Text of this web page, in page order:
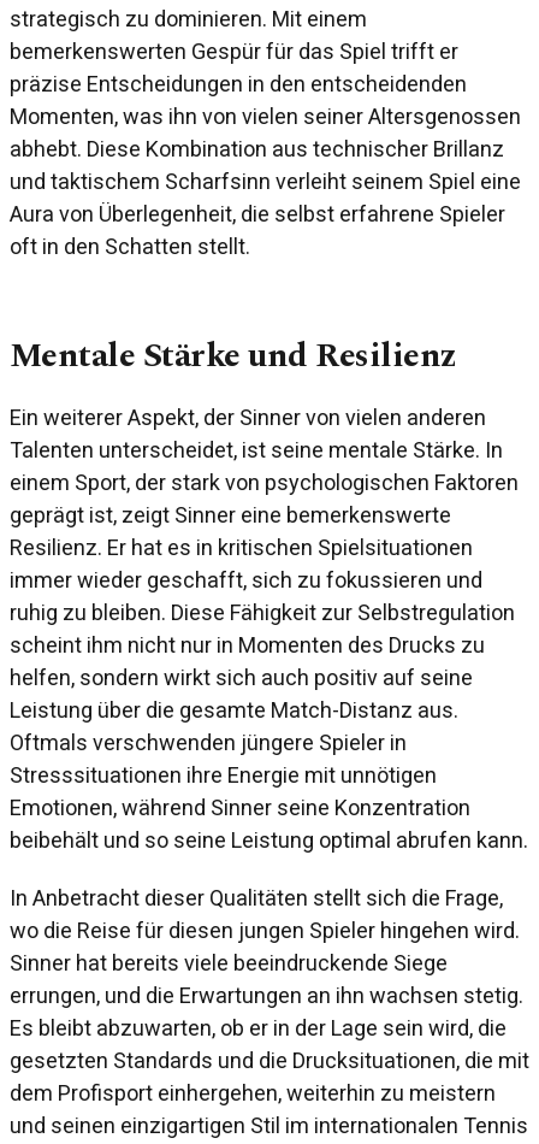
strategisch zu dominieren. Mit einem
bemerkenswerten Gespür für das Spiel trifft er
präzise Entscheidungen in den entscheidenden
Momenten, was ihn von vielen seiner Altersgenossen
abhebt. Diese Kombination aus technischer Brillanz
und taktischem Scharfsinn verleiht seinem Spiel eine
Aura von Überlegenheit, die selbst erfahrene Spieler
oft in den Schatten stellt.
Mentale Stärke und Resilienz
Ein weiterer Aspekt, der Sinner von vielen anderen
Talenten unterscheidet, ist seine mentale Stärke. In
einem Sport, der stark von psychologischen Faktoren
geprägt ist, zeigt Sinner eine bemerkenswerte
Resilienz. Er hat es in kritischen Spielsituationen
immer wieder geschafft, sich zu fokussieren und
ruhig zu bleiben. Diese Fähigkeit zur Selbstregulation
scheint ihm nicht nur in Momenten des Drucks zu
helfen, sondern wirkt sich auch positiv auf seine
Leistung über die gesamte Match-Distanz aus.
Oftmals verschwenden jüngere Spieler in
Stresssituationen ihre Energie mit unnötigen
Emotionen, während Sinner seine Konzentration
beibehält und so seine Leistung optimal abrufen kann.
In Anbetracht dieser Qualitäten stellt sich die Frage,
wo die Reise für diesen jungen Spieler hingehen wird.
Sinner hat bereits viele beeindruckende Siege
errungen, und die Erwartungen an ihn wachsen stetig.
Es bleibt abzuwarten, ob er in der Lage sein wird, die
gesetzten Standards und die Drucksituationen, die mit
dem Profisport einhergehen, weiterhin zu meistern
und seinen einzigartigen Stil im internationalen Tennis